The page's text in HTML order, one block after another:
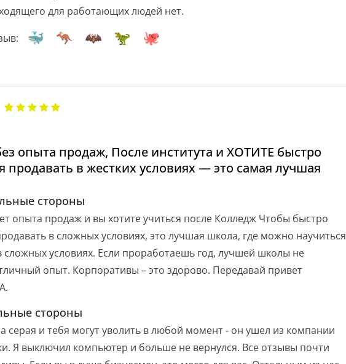
для работающих людей нет.
опыта продаж, После института и ХОТИТЕ быстро
продавать в жестких условиях — это самая лучшая
стороны
опыта продаж и вы хотите учиться после Колледж Чтобы быстро
в сложных условиях, это лучшая школа, где можно научиться
сложных условиях. Если проработаешь год, лучшей школы не
опыт. Корпоративы – это здорово. Передавай привет
стороны
серая и тебя могут уволить в любой момент - он ушел из компании
Я выключил компьютер и больше не вернулся. Все отзывы почти